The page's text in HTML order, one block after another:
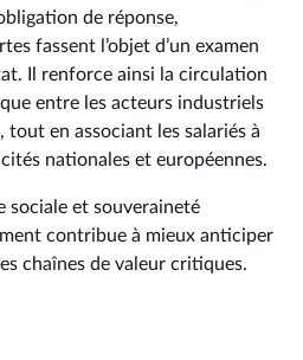
de réponse,
fassent l’objet d’un examen
Il renforce ainsi la circulation
entre les acteurs industriels
tout en associant les salariés à
nationales et européennes.
sociale et souveraineté
contribue à mieux anticiper
chaînes de valeur critiques.